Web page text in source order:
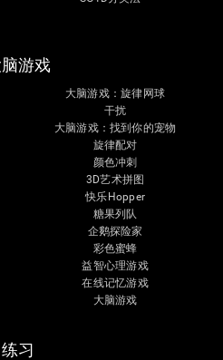
游戏
大脑游戏：旋律网球
干扰
大脑游戏：找到你的宠物
旋律配对
颜色冲刺
3D艺术拼图
快乐Hopper
糖果列队
企鹅探险家
彩色蜜蜂
益智心理游戏
在线记忆游戏
大脑游戏
练习